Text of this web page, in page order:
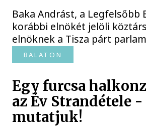
Baka Andrást, a Legfelsőbb
korábbi elnökét jelöli
elnöknek a Tisza párt
BALATON
Egy furcsa
az Év Strandétele -
mutatjuk!